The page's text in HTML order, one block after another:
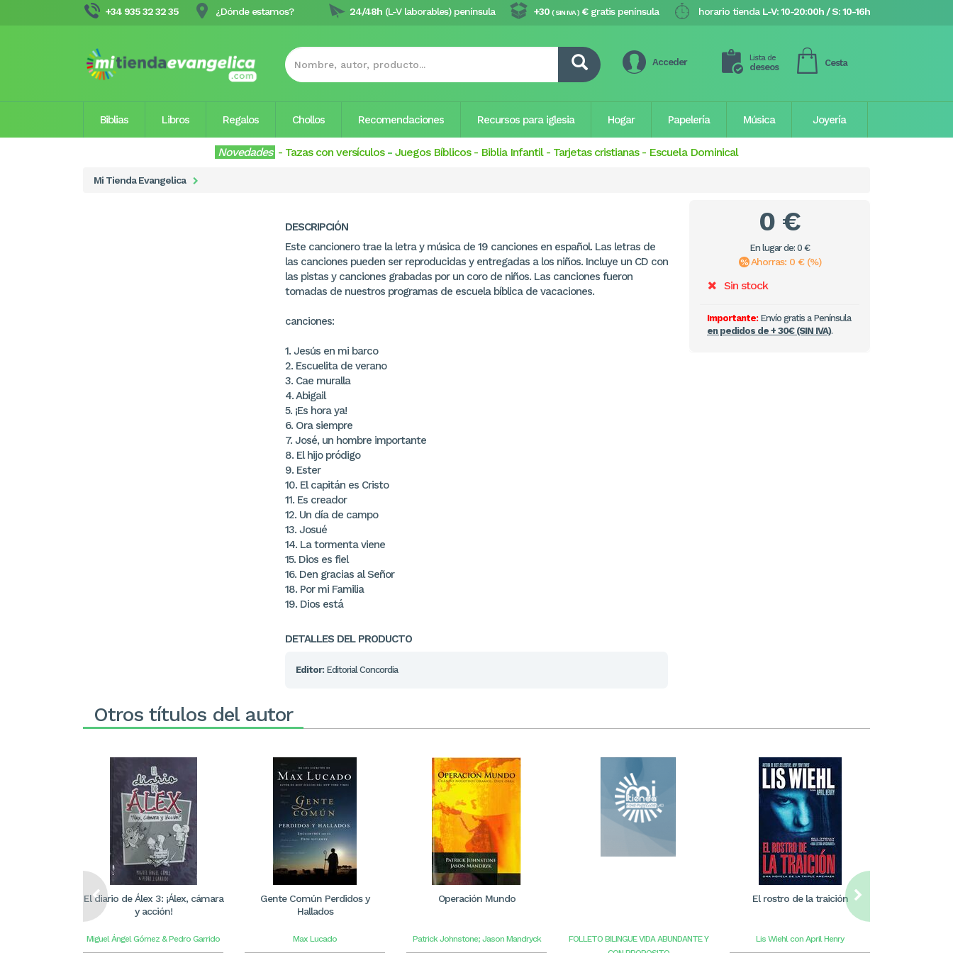
+34 935 32 32 35 ¿Dónde estamos? horario tienda L-V: 10-20:00h / S: 10-16h
+30 ( SIN IVA ) €gratis península
24/48h (L-V laborables) península
Acceder Lista de
deseos Cesta
Biblias Libros Regalos Chollos Recomendaciones Recursos para iglesia Hogar Papelería Música Joyería
Novedades - Tazas con versículos- Juegos Bíblicos- Biblia Infantil- Tarjetas cristianas - Escuela Dominical
Mi Tienda Evangelica
DESCRIPCIÓN
Este cancionero trae la letra y música de 19 canciones en español. Las letras de
las canciones pueden ser reproducidas y entregadas a los niños. Incluye un CD con
las pistas y canciones grabadas por un coro de niños. Las canciones fueron
tomadas de nuestros programas de escuela bíblica de vacaciones.
canciones:
1. Jesús en mi barco
2. Escuelita de verano
3. Cae muralla
4. Abigail
5. ¡Es hora ya!
6. Ora siempre
7. José, un hombre importante
8. El hijo pródigo
9. Ester
10. El capitán es Cristo
11. Es creador
12. Un día de campo
13. Josué
14. La tormenta viene
15. Dios es fiel
16. Den gracias al Señor
18. Por mi Familia
19. Dios está
DETALLES DEL PRODUCTO
Editor: Editorial Concordia
0 €
En lugar de: 0 €
Ahorras: 0 € (%)
Sin stock
Importante:Envío gratis a Península
en pedidos de + 30€ (SIN IVA).
Otros títulos del autor
El diario de Álex 3: ¡Álex, cámara
y acción!
Miguel Ángel Gómez & Pedro Garrido
Gente Común Perdidos y
Hallados
Max Lucado
Operación Mundo
Patrick Johnstone; Jason Mandryck
FOLLETO BILINGUE VIDA ABUNDANTE Y
El rostro de la traición
Lis Wiehl con April Henry